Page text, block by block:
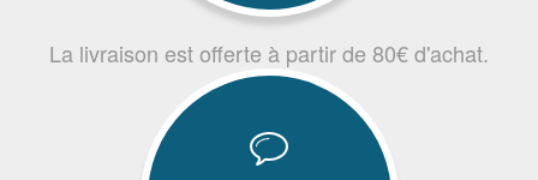
La livraison est offerte à partir de 80€ d'achat.